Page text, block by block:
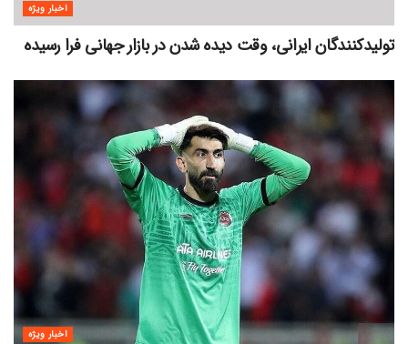
اخبار ویژه
تولیدکنندگان ایرانی، وقت دیده شدن در بازار جهانی فرا رسیده
اخبار ویژه